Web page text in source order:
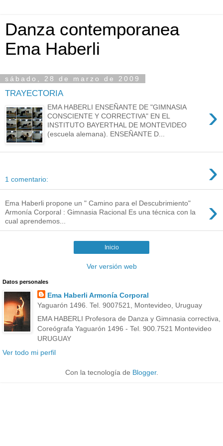
Danza contemporanea
Ema Haberli
sábado, 28 de marzo de 2009
TRAYECTORIA
›
EMA HABERLI ENSEÑANTE DE "GIMNASIA
CONSCIENTE Y CORRECTIVA" EN EL
INSTITUTO BAYERTHAL DE MONTEVIDEO
(escuela alemana). ENSEÑANTE D...
›
1 comentario:
›
Ema Haberli propone un " Camino para el Descubrimiento"
Armonía Corporal : Gimnasia Racional Es una técnica con la
cual aprendemos...
Inicio
Ver versión web
Datos personales
Ema Haberli Armonía Corporal
Yaguarón 1496. Tel. 9007521, Montevideo, Uruguay
EMA HABERLI Profesora de Danza y Gimnasia correctiva,
Coreógrafa Yaguarón 1496 - Tel. 900.7521 Montevideo
URUGUAY
Ver todo mi perfil
Con la tecnología de Blogger.